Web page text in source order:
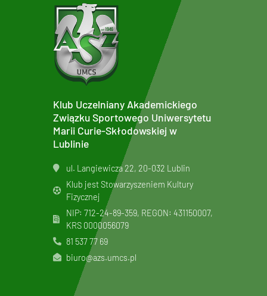
Klub Uczelniany Akademickiego
Związku Sportowego Uniwersytetu
Marii Curie-Skłodowskiej w
Lublinie
ul. Langiewicza 22, 20-032 Lublin
Klub jest Stowarzyszeniem Kultury
Fizycznej
NIP: 712-24-89-359, REGON: 431150007,
KRS 0000056079
81 537 77 69
biuro@azs.umcs.pl